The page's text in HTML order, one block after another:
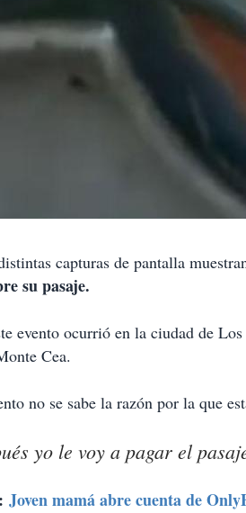
capturas de pantalla
su pasaje.
evento ocurrió en la ciudad de
Cea.
no se sabe la razón por la que
yo le voy a pagar el
Joven mamá abre cuenta de